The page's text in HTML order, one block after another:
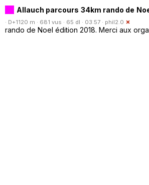
Allauch parcours 34km rando de
· D+1120 m · 681 vus · 65 dl · 03:57 · phil2.0
rando de Noel édition 2018. Merci aux